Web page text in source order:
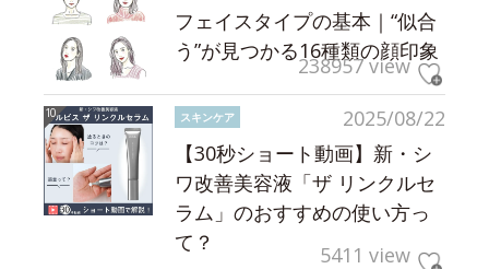
フェイスタイプの基本｜“似合
う”が見つかる16種類の顔印象
238957 view
2025/08/22
スキンケア
【30秒ショート動画】新・シ
ワ改善美容液「ザ リンクルセ
ラム」のおすすめの使い方っ
て？
5411 view